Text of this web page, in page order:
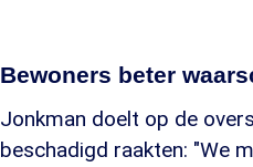
Bewoners beter
Jonkman doelt op de
beschadigd raakten: "We